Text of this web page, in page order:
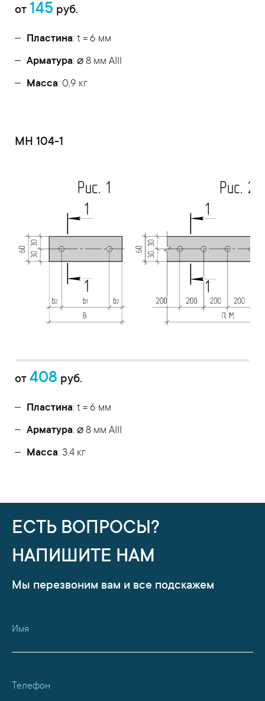
от 145 руб.
Пластина: t = 6 мм
Арматура: ⌀ 8 мм АIII
Масса: 0,9 кг
МН 104-1
от 408 руб.
Пластина: t = 6 мм
Арматура: ⌀ 8 мм АIII
Масса: 3,4 кг
ЕСТЬ ВОПРОСЫ?
НАПИШИТЕ НАМ
Мы перезвоним вам и все подскажем
Имя
Телефон